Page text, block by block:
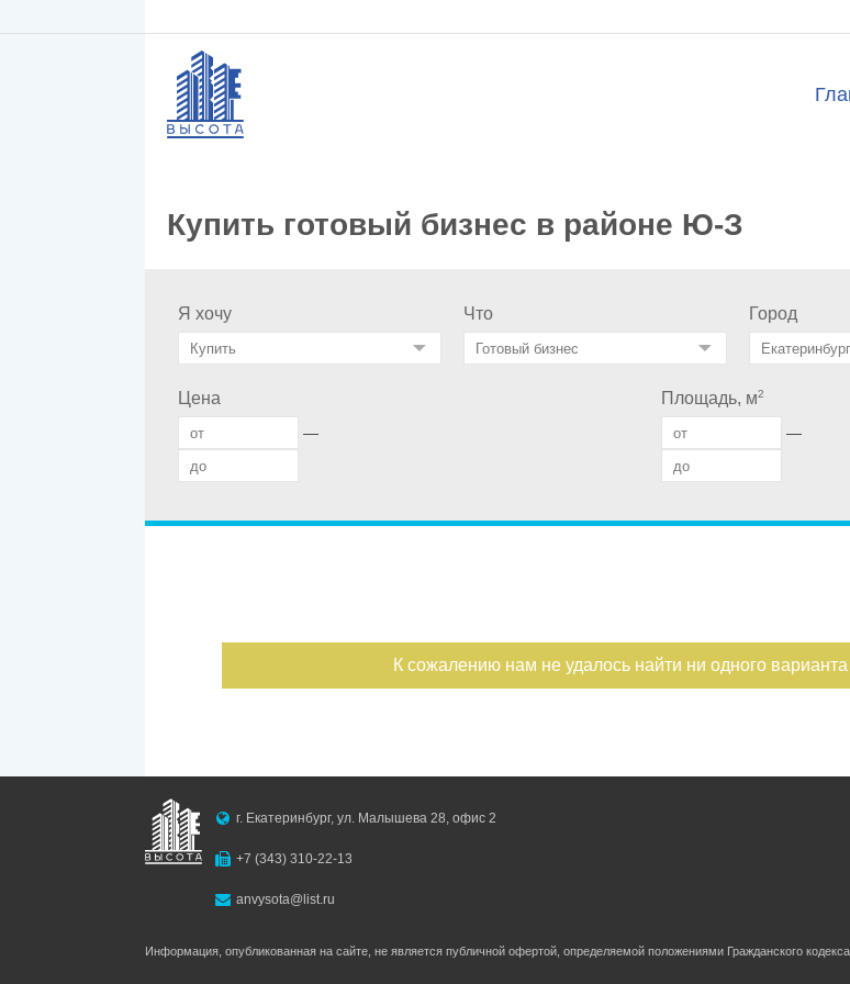
Купить готовый бизнес в районе Ю-З
Я хочу Что Город
Цена
—
Площадь, м2
—
Номер объекта
К сожалению нам не удалось найти ни одного
г. Екатеринбург, ул. Малышева 28, офис 2
+7 (343) 310-22-13
anvysota@list.ru
Информация, опубликованная на сайте, не является публичной офертой, определяемой положениями Гражданского